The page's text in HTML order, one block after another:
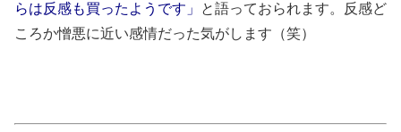
らは反感も買ったようです」
と語っておられます。反感ど
ころか憎悪に近い感情だった気がします（笑）